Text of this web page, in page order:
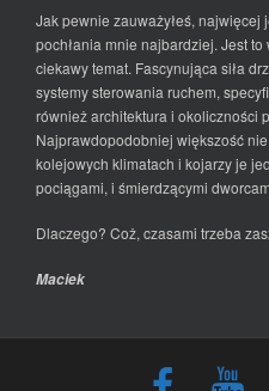
Jak pewnie zauważyłeś, najwięcej
pochłania mnie najbardziej. Jest
ciekawy temat. Fascynująca siła
systemy sterowania ruchem,
również architektura i okoliczności
Najprawdopodobniej większość
kolejowych klimatach i kojarzy je
pociągami, i śmierdzącymi
Dlaczego? Coż, czasami trzeba
Maciek